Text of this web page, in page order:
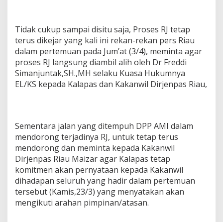
Tidak cukup sampai disitu saja, Proses RJ tetap
terus dikejar yang kali ini rekan-rekan pers Riau
dalam pertemuan pada Jum’at (3/4), meminta agar
proses RJ langsung diambil alih oleh Dr Freddi
Simanjuntak,SH.,MH selaku Kuasa Hukumnya
EL/KS kepada Kalapas dan Kakanwil Dirjenpas Riau,
Sementara jalan yang ditempuh DPP AMI dalam
mendorong terjadinya RJ, untuk tetap terus
mendorong dan meminta kepada Kakanwil
Dirjenpas Riau Maizar agar Kalapas tetap
komitmen akan pernyataan kepada Kakanwil
dihadapan seluruh yang hadir dalam pertemuan
tersebut (Kamis,23/3) yang menyatakan akan
mengikuti arahan pimpinan/atasan.